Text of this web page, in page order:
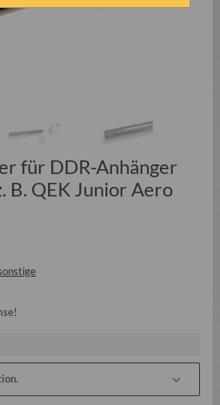
für DDR-Anhänger
B. QEK Junior Aero